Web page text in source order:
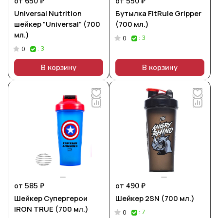
Universal Nutrition
шейкер "Universal" (700
мл.)
0 : 3
В корзину
Бутылка FitRule Gripper
(700 мл.)
0 : 3
В корзину
от 585 ₽
Шейкер Супергерои
IRON TRUE (700 мл.)
от 490 ₽
Шейкер 2SN (700 мл.)
0 : 7